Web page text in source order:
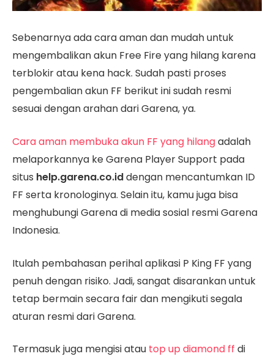
Sebenarnya ada cara aman dan mudah untuk
mengembalikan akun Free Fire yang hilang karena
terblokir atau kena hack. Sudah pasti proses
pengembalian akun FF berikut ini sudah resmi
sesuai dengan arahan dari Garena, ya.
Cara aman membuka akun FF yang hilangadalah
melaporkannya ke Garena Player Support pada
situs help.garena.co.iddengan mencantumkan ID
FF serta kronologinya. Selain itu, kamu juga bisa
menghubungi Garena di media sosial resmi Garena
Indonesia.
Itulah pembahasan perihal aplikasi P King FF yang
penuh dengan risiko. Jadi, sangat disarankan untuk
tetap bermain secara fair dan mengikuti segala
aturan resmi dari Garena.
Termasuk juga mengisi atau top up diamond ff di